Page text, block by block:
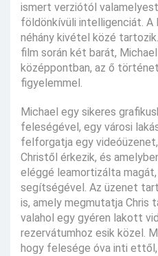
ismert verziótól
földönkívüli intelligenciát. A
néhány kivétel közé
film során két barát,
középpontban, az ő
figyelemmel.
Michael egy sikeres
feleségével, egy városi
felforgatja egy
Christől érkezik, és
eléggé leamortizálta
segítségével. Az üzenet
is, amely megmutatja Chris
valahol egy gyéren lakott
rezervátumhoz esik közel.
hogy felesége óva inti ettől,